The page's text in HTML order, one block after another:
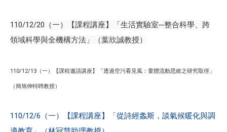
110/12/20（一）【課程講座】「生活實驗室─整合科學、跨
領域科學與全機構方法」（葉欣誠教授）
110/12/13（一）【課程邀請講座】「透過空污看見風：量體流動思維之研究取徑」
（簡旭伸特聘教授）
110/12/6（一）【課程講座】「從詩經螽斯，談氣候暖化與調